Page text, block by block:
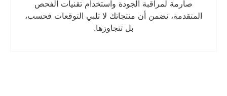
صارمة لمراقبة الجودة واستخدام تقنيات الفحص
المتقدمة، نضمن أن منتجاتك لا تلبي التوقعات فحسب،
بل تتجاوزها.